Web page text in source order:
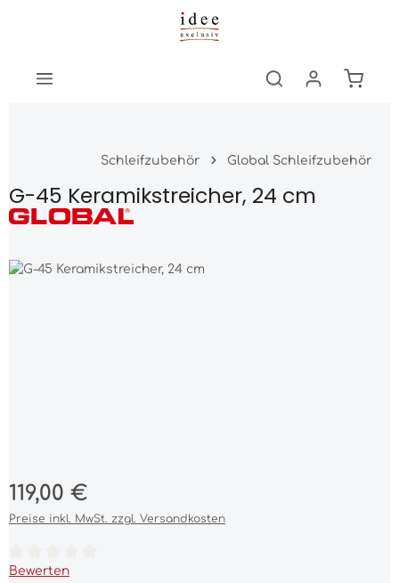
Zum Hauptinhalt springen
Schleifzubehör Global Schleifzubehör
G-45 Keramikstreicher, 24 cm
Bildergalerie überspringen
Regulärer Preis:
119,00 €
Preise inkl. MwSt. zzgl. Versandkosten
Durchschnittliche Bewertung von 0 von 5 Sternen
Bewerten